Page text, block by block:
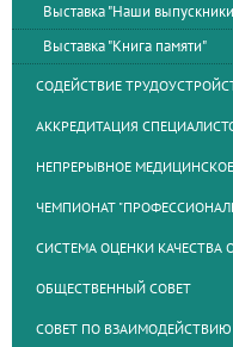
Выставка "Наши
Выставка "Книга памяти"
СОДЕЙСТВИЕ
АККРЕДИТАЦИЯ
НЕПРЕРЫВНОЕ
ЧЕМПИОНАТ
СИСТЕМА ОЦЕНКИ КАЧЕСТВА
ОБЩЕСТВЕННЫЙ СОВЕТ
СОВЕТ ПО ВЗАИМОДЕЙСТВИЮ